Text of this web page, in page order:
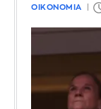
ΟΙΚΟΝΟΜΙΑ